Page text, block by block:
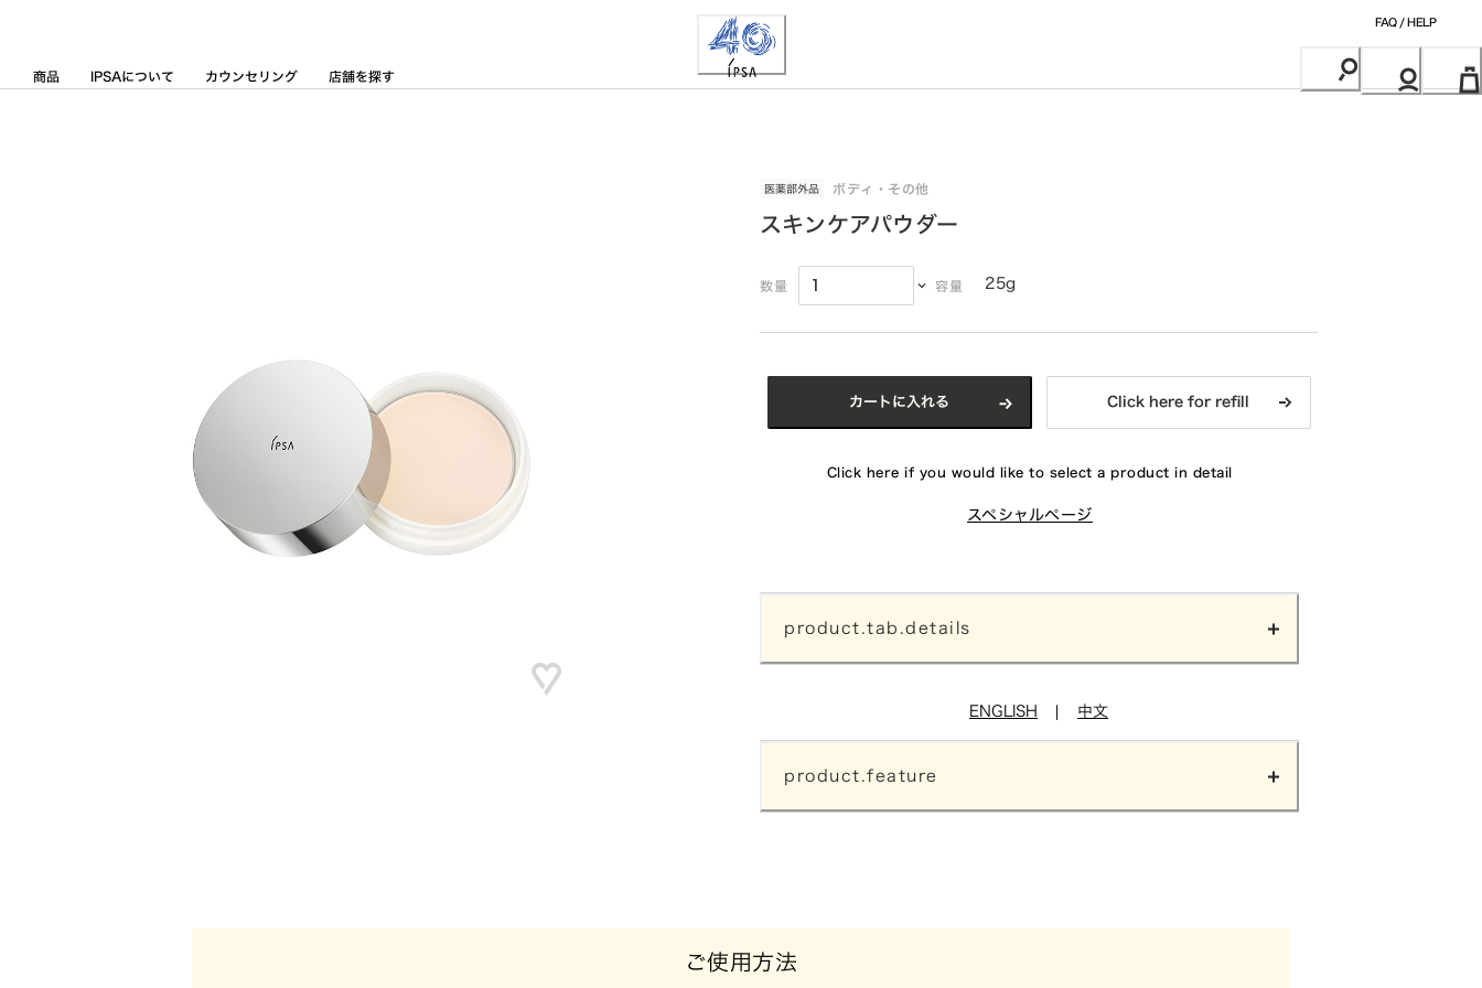
商品 IPSAについて カウンセリング 店舗を探す
FAQ / HELP
医薬部外品 ボディ・その他
スキンケアパウダー
数量 容量 25g
カートに入れる Click here for refill
Click here if you would like to select a product in detail
スペシャルページ
product.tab.details
ENGLISH 中文
product.feature
ご使用方法